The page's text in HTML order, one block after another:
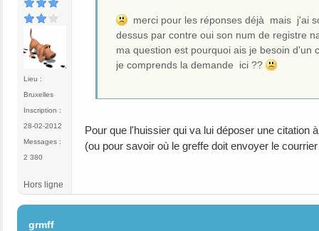
Lieu :
Bruxelles
Inscription :
28-02-2012
Messages :
2 380
merci pour les réponses déjà mais j'ai
dessus par contre oui son num de registre
ma question est pourquoi ais je besoin d'un
je comprends la demande ici ??
Pour que l'huissier qui va lui déposer une citation
(ou pour savoir où le greffe doit envoyer le
Hors ligne
grmff